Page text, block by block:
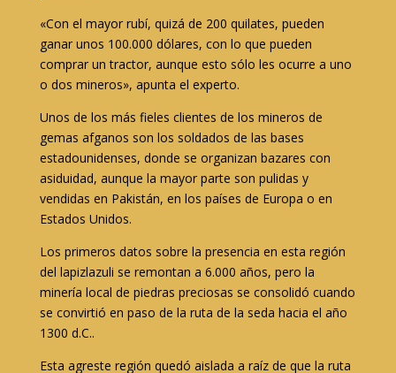
«Con el mayor rubí, quizá de 200 quilates, pueden
ganar unos 100.000 dólares, con lo que pueden
comprar un tractor, aunque esto sólo les ocurre a uno
o dos mineros», apunta el experto.
Unos de los más fieles clientes de los mineros de
gemas afganos son los soldados de las bases
estadounidenses, donde se organizan bazares con
asiduidad, aunque la mayor parte son pulidas y
vendidas en Pakistán, en los países de Europa o en
Estados Unidos.
Los primeros datos sobre la presencia en esta región
del lapizlazuli se remontan a 6.000 años, pero la
minería local de piedras preciosas se consolidó cuando
se convirtió en paso de la ruta de la seda hacia el año
1300 d.C..
Esta agreste región quedó aislada a raíz de que la ruta